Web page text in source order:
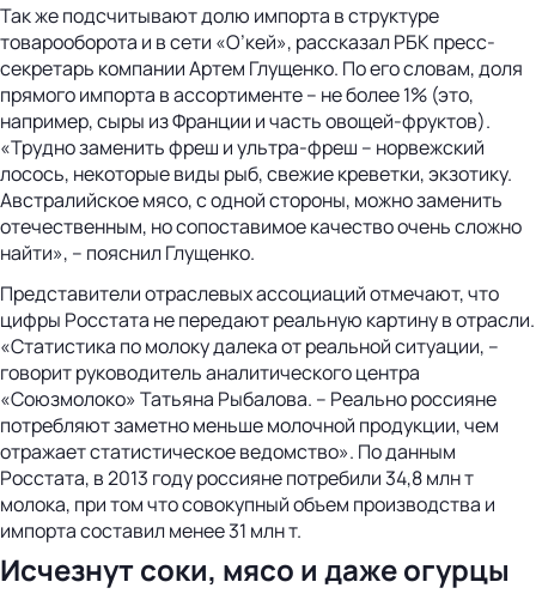
Так же подсчитывают долю импорта в структуре
товарооборота и в сети «О’кей», рассказал РБК пресс-
секретарь компании Артем Глущенко. По его словам, доля
прямого импорта в ассортименте – не более 1% (это,
например, сыры из Франции и часть овощей-фруктов).
«Трудно заменить фреш и ультра-фреш – норвежский
лосось, некоторые виды рыб, свежие креветки, экзотику.
Австралийское мясо, с одной стороны, можно заменить
отечественным, но сопоставимое качество очень сложно
найти», – пояснил Глущенко.
Представители отраслевых ассоциаций отмечают, что
цифры Росстата не передают реальную картину в отрасли.
«Статистика по молоку далека от реальной ситуации, –
говорит руководитель аналитического центра
«Союзмолоко» Татьяна Рыбалова. – Реально россияне
потребляют заметно меньше молочной продукции, чем
отражает статистическое ведомство». По данным
Росстата, в 2013 году россияне потребили 34,8 млн т
молока, при том что совокупный объем производства и
импорта составил менее 31 млн т.
Исчезнут соки, мясо и даже огурцы